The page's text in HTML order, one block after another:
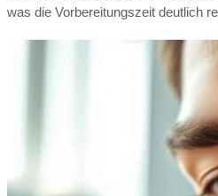
was die Vorbereitungszeit deutlich